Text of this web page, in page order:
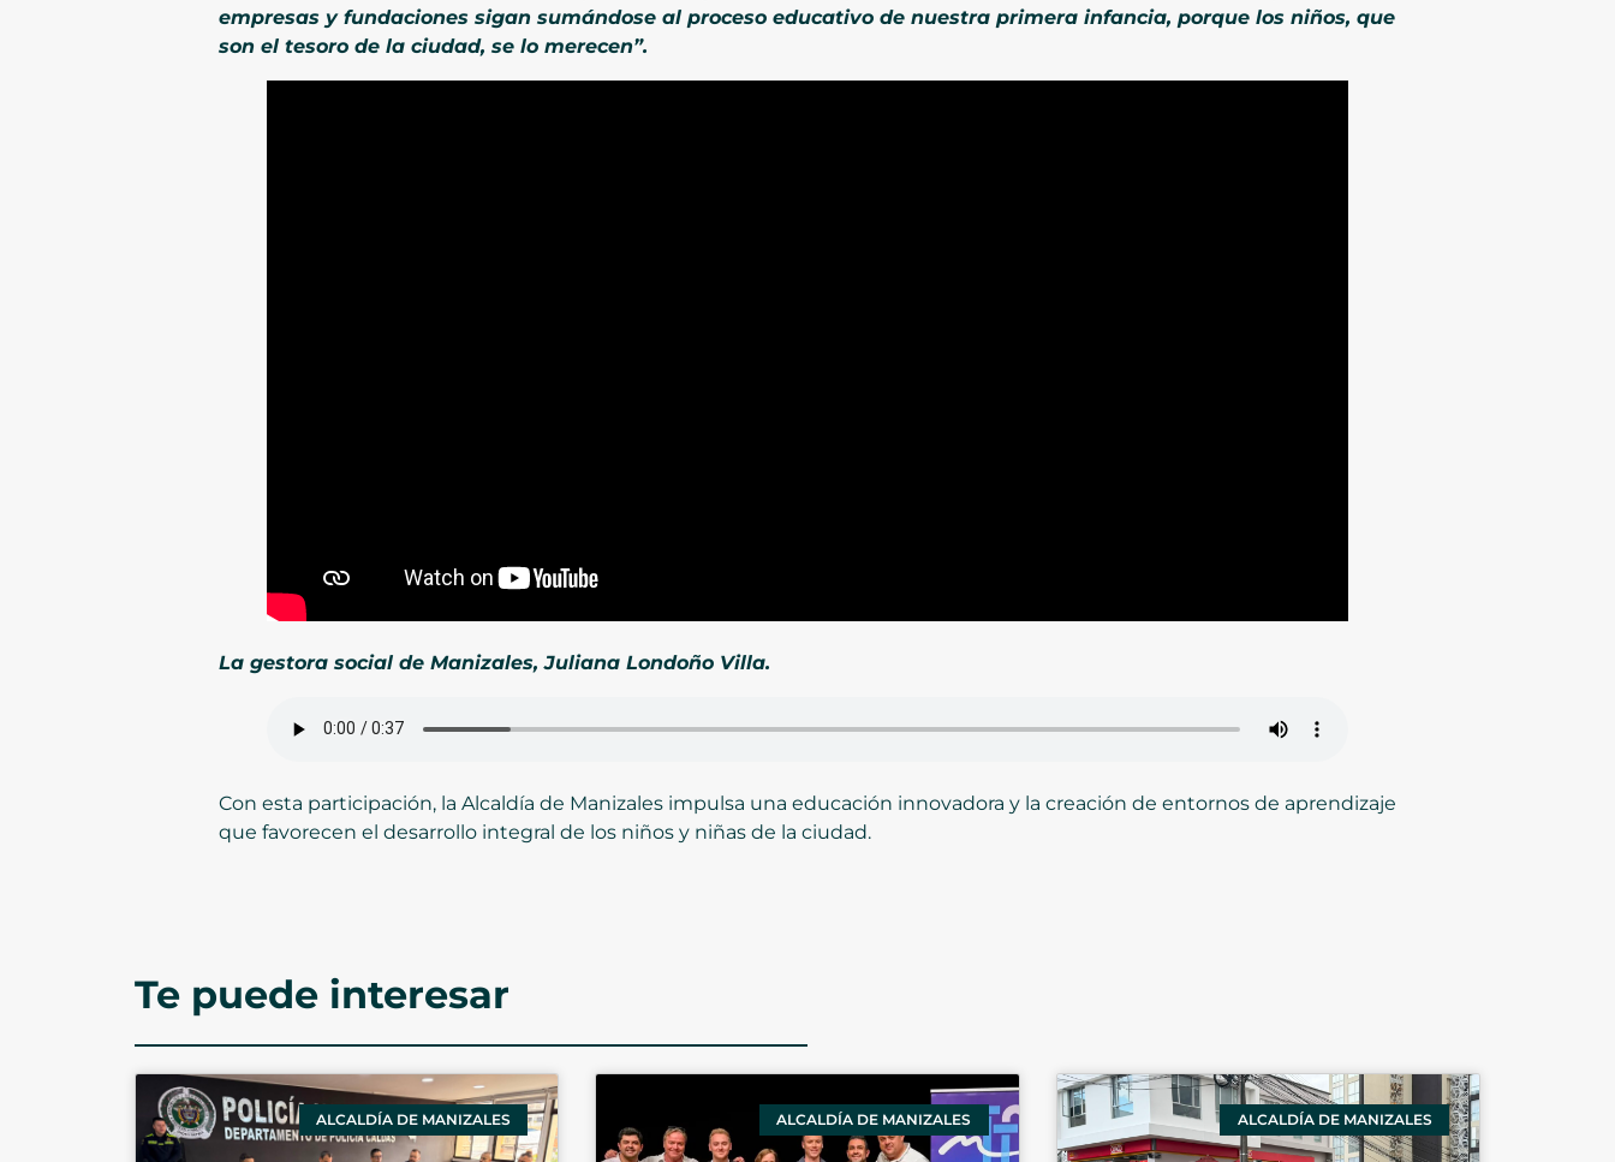
empresas y fundaciones sigan sumándose al proceso educativo de nuestra primera infancia, porque los niños, que
son el tesoro de la ciudad, se lo merecen”.
La gestora social de Manizales, Juliana Londoño Villa.
Con esta participación, la Alcaldía de Manizales impulsa una educación innovadora y la creación de entornos de aprendizaje
que favorecen el desarrollo integral de los niños y niñas de la ciudad.
Te puede interesar
ALCALDÍA DE MANIZALES ALCALDÍA DE MANIZALES ALCALDÍA DE MANIZALES